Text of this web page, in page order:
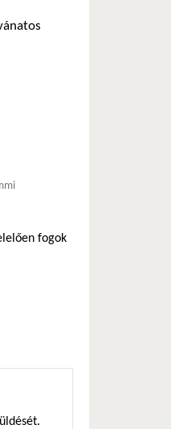
fogok